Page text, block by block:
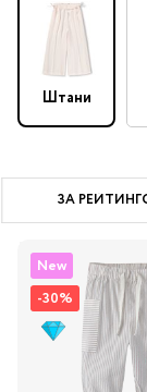
Штани
ЗА
New
-30%